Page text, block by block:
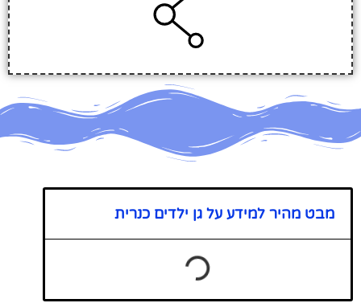
מבט מהיר למידע על גן ילדים כנרית